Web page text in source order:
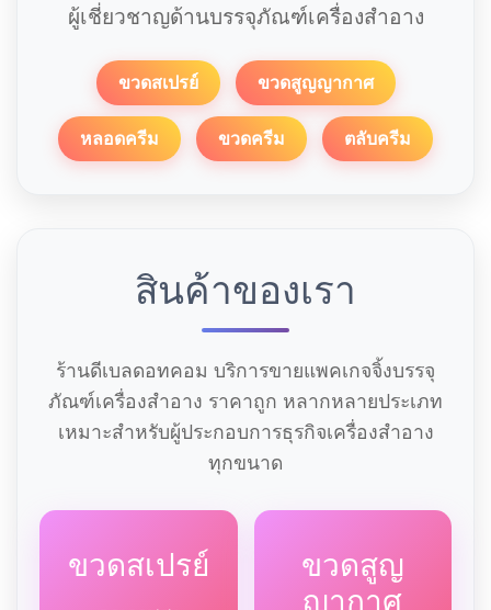
ผู้เชี่ยวชาญด้านบรรจุภัณฑ์เครื่องสำอาง
ขวดสเปรย์ ขวดสูญญากาศ
หลอดครีม ขวดครีม ตลับครีม
สินค้าของเรา
ร้านดีเบลดอทคอม บริการขายแพคเกจจิ้งบรรจุ
ภัณฑ์เครื่องสำอาง ราคาถูก หลากหลายประเภท
เหมาะสำหรับผู้ประกอบการธุรกิจเครื่องสำอาง
ทุกขนาด
ขวดสเปรย์
ขวดสูญ
ญากาศ